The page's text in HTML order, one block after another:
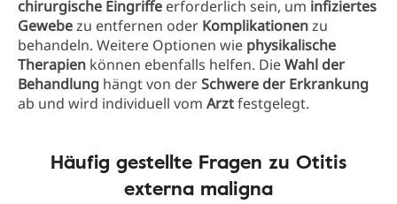
chirurgische Eingriffe erforderlich sein, um infiziertes
Gewebezu entfernen oder Komplikationenzu
behandeln. Weitere Optionen wie physikalische
Therapien können ebenfalls helfen. DieWahl der
Behandlung hängt von derSchwere der Erkrankung
ab und wird individuell vom Arztfestgelegt.
Häufig gestellte Fragen zu Otitis
externa maligna